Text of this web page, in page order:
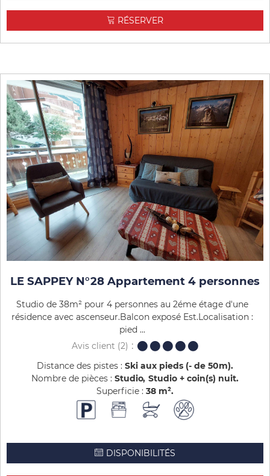
RÉSERVER
LE SAPPEY N°28 Appartement 4 personnes
Studio de 38m² pour 4 personnes au 2éme étage d'une
résidence avec ascenseur.Balcon exposé Est.Localisation :
pied ...
Avis client (2)
Distance des pistes : Ski aux pieds (- de 50m)
Nombre de pièces : Studio Studio + coin(s) nuit
Superficie : 38 m²
DISPONIBILITÉS